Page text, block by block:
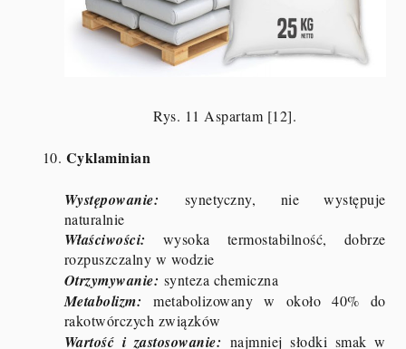
Rys. 11 Aspartam [12].
10. Cyklaminian
Występowanie:
synetyczny, nie występuje
naturalnie
Właściwości: wysoka termostabilność, dobrze
rozpuszczalny w wodzie
Otrzymywanie: synteza chemiczna
Metabolizm: metabolizowany w około 40% do
rakotwórczych związków
Wartość i zastosowanie: najmniej słodki smak w